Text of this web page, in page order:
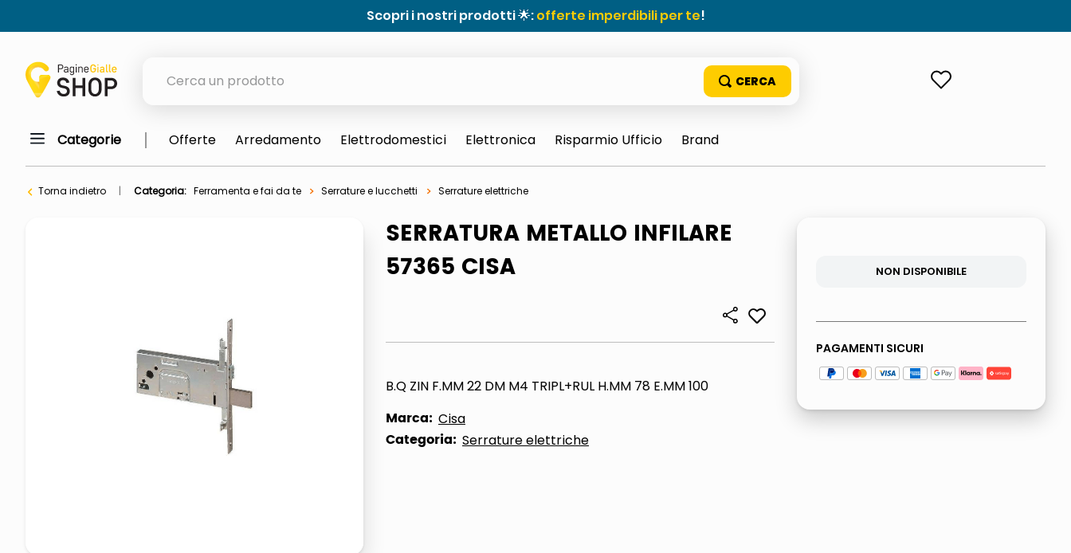
Scopri i nostri prodotti 🌟:offerte imperdibili per te!
meme
italia independent occhiali sole 0703 thin rotondo sun
airpods
pattumiera raccolta differenziata
asciuga capelli spazzola
Categorie Offerte Arredamento Elettrodomestici Elettronica Risparmio Ufficio Brand
Torna indietro Categoria: Ferramenta e fai da te Serrature e lucchetti Serrature elettriche
SERRATURA METALLO INFILARE
57365 CISA
B.Q ZIN F.MM 22 DM M4 TRIPL+RUL H.MM 78 E.MM 100
Marca: Cisa
Categoria: Serrature elettriche
NON DISPONIBILE
PAGAMENTI SICURI